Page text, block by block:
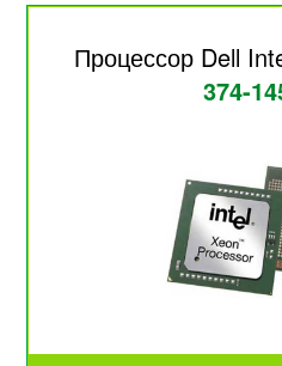
Процессор Dell
374-